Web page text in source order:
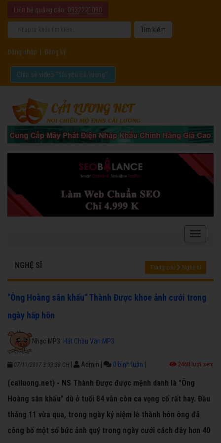
Liên hệ quảng cáo: 0932221090
Đăng nhập Đăng ký
Chia sẻ video "Tôi yêu cải lương".
NGHỆ SĨ Trang chủ Nghệ sĩ
"Ông Hoàng sân khấu" Thành Được khoe ảnh cưới trong
ngày hấp hôn
Nhạc MP3: Hát Chầu Văn MP3
07/11/2017 3:03:38 CH Admin 0 bình luận 2468 lượt xem
(cailuong.net) - NS Thành Được được mệnh danh là "Ông
Hoàng sân khấu" dù ở tuổi 84 vẫn còn ca vọng cổ rất hay. Đầu
tháng 11 vừa qua, trong ngày kỷ niệm lễ thành hôn ông đã
công bố một số bức ảnh quý trong ngày cưới cách đây hơn 40